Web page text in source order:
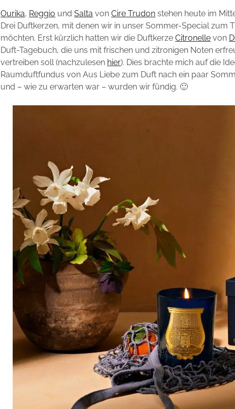
Ourika, Reggio undSalta vonCire Trudon stehen heute im
Drei Duftkerzen, mit denen wir in unser Sommer-Special zum
möchten. Erst kürzlich hatten wir die DuftkerzeCitronelle von
Duft-Tagebuch, die uns mit frischen und zitronigen Noten
vertreiben soll (nachzulesen hier). Dies brachte mich auf die
Raumduftfundus von Aus Liebe zum Duft nach ein paar
und – wie zu erwarten war – wurden wir fündig. 🙂